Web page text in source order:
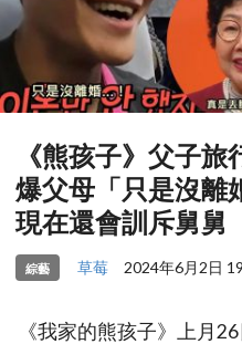
《熊孩子》父子
爆父母「只是沒離
現在還會訓斥舅舅
綜藝 草莓 2024年6月2日
《我家的熊孩子》上月